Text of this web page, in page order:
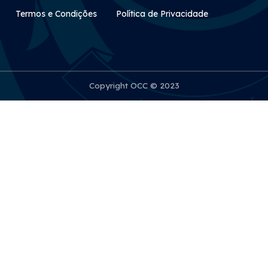
Rodapé Secundário
Termos e Condições Política de Privacidade
Copyright OCC © 2023